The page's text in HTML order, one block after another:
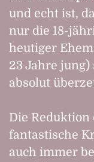
und echt ist,
nur die 18-
heutiger
23 Jahre
absolut
Die Reduktion
fantastische
auch immer